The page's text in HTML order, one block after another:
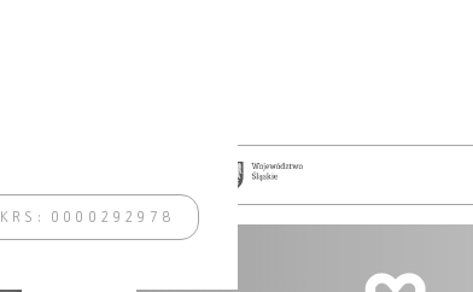
KRS: 0000292978